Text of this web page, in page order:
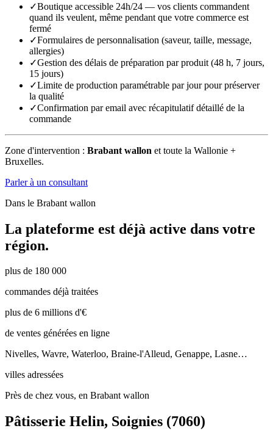
✓Boutique accessible 24h/24 — vos clients commandent
quand ils veulent, même pendant que votre commerce est
fermé
✓Formulaires de personnalisation (saveur, taille, message,
allergies)
✓Gestion des délais de préparation par produit (48 h, 7 jours,
15 jours)
✓Limite de production paramétrable par jour pour préserver
la qualité
✓Confirmation par email avec récapitulatif détaillé de la
commande
Zone d'intervention : Brabant wallon et toute la Wallonie +
Bruxelles.
Parler à un consultant
Dans le Brabant wallon
La plateforme est déjà active dans votre
région.
plus de 180 000
commandes déjà traitées
plus de 6 millions d'€
de ventes générées en ligne
Nivelles, Wavre, Waterloo, Braine-l'Alleud, Genappe, Lasne…
villes adressées
Près de chez vous, en Brabant wallon
Pâtisserie Helin, Soignies (7060)